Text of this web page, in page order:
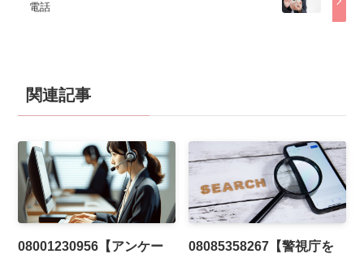
電話
関連記事
08001230956【アンケー
08085358267【警視庁を